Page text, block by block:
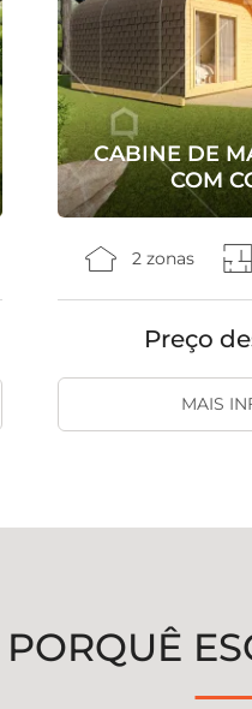
CABINE DE
COM
2 zonas
Preço
MAIS
PORQUÊ